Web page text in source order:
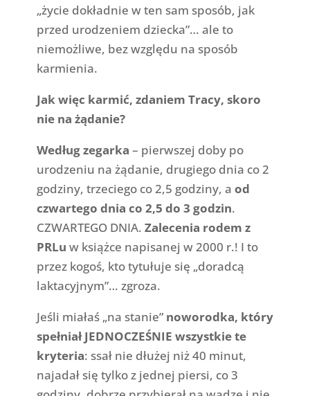
„życie dokładnie w ten sam sposób, jak
przed urodzeniem dziecka”… ale to
niemożliwe, bez względu na sposób
karmienia.
Jak więc karmić, zdaniem Tracy, skoro
nie na żądanie?
Według zegarka – pierwszej doby po
urodzeniu na żądanie, drugiego dnia co 2
godziny, trzeciego co 2,5 godziny, aod
czwartego dnia co 2,5 do 3 godzin.
CZWARTEGO DNIA.Zalecenia rodem z
PRLu w książce napisanej w 2000 r.! I to
przez kogoś, kto tytułuje się „doradcą
laktacyjnym”… zgroza.
Jeśli miałaś „na stanie” noworodka, który
spełniał JEDNOCZEŚNIE wszystkie te
kryteria: ssał nie dłużej niż 40 minut,
najadał się tylko z jednej piersi, co 3